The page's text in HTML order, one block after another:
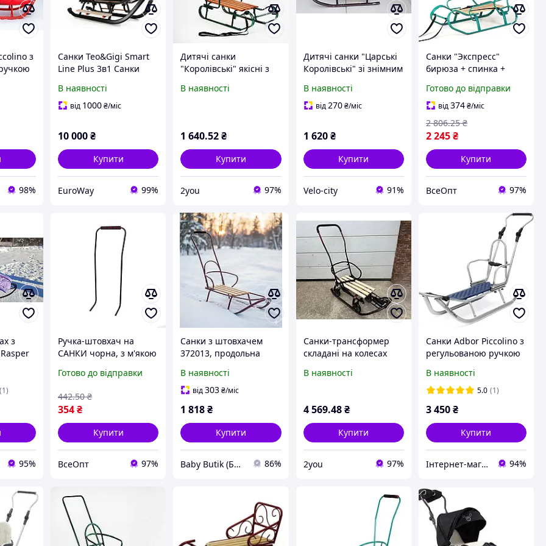
з
98%
Санки Teo&Gigi Smart
Line Plus 3в1 Санки
Санки зі спинкою
Дитячі зимові санки
В наявності
від 1000₴/міс
10 000₴
Купити
EuroWay 99%
Дитячі санки
"Королівські" якісні з
штовхачем
В наявності
1 640.52₴
Купити
2you 97%
Дитячі санки "Царські
Королівські" зі знімним
В наявності
від 270 ₴/міс
1 620 ₴
Купити
Velo-city 91%
Санки "Экспресс"
бирюза + спинка +
кг, каркас металевий,
сидіння з дерева, колір
Готово до відправки
від374₴/міс
2 245₴
2 806.25 ₴
Купити
ВсеОпт 97%
з
(1)
95%
Ручка-штовхач на
САНКИ чорна, з м'якою
різних моделей, зручна
Готово до відправки
354₴
442.50 ₴
Купити
ВсеОпт 97%
Санки з штовхачем
372013, продольна
В наявності
від303₴/міс
1 818₴
Купити
Baby Butik (Бебі Бутік) 86%
Санки-трансформер
складані на колесах
ручкою-штовхачем
В наявності
4 569.48 ₴
Купити
2you 97%
Санки Adbor Piccolino з
регульованою ручкою
В наявності
5.0 (1)
3 450₴
Купити
Інтернет-магазин ESKIMO 94%